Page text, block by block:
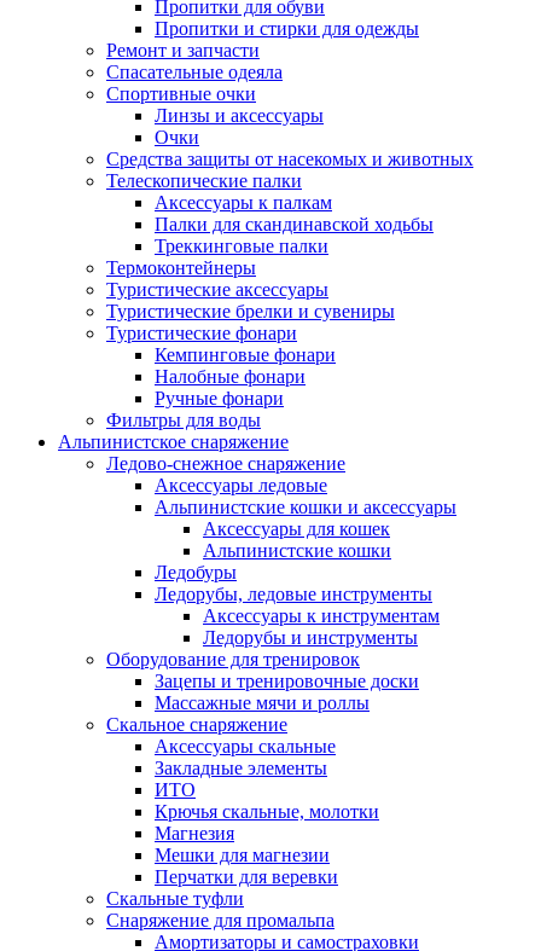
Пропитки для обуви
Пропитки и стирки для одежды
Ремонт и запчасти
Спасательные одеяла
Спортивные очки
Линзы и аксессуары
Очки
Средства защиты от насекомых и животных
Телескопические палки
Аксессуары к палкам
Палки для скандинавской ходьбы
Треккинговые палки
Термоконтейнеры
Туристические аксессуары
Туристические брелки и сувениры
Туристические фонари
Кемпинговые фонари
Налобные фонари
Ручные фонари
Фильтры для воды
Альпинистское снаряжение
Ледово-снежное снаряжение
Аксессуары ледовые
Альпинистские кошки и аксессуары
Аксессуары для кошек
Альпинистские кошки
Ледобуры
Ледорубы, ледовые инструменты
Аксессуары к инструментам
Ледорубы и инструменты
Оборудование для тренировок
Зацепы и тренировочные доски
Массажные мячи и роллы
Скальное снаряжение
Аксессуары скальные
Закладные элементы
ИТО
Крючья скальные, молотки
Магнезия
Мешки для магнезии
Перчатки для веревки
Скальные туфли
Снаряжение для промальпа
Амортизаторы и самостраховки